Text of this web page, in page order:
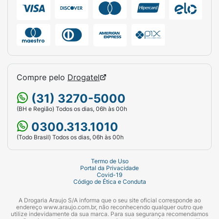
consumir bem gelado.
Consuma preferencialmente bem gelado. É
ideal para ser utilizado como um pré-treino
eficiente para dar mais gás nas atividades
físicas, ou como um pós-treino refrescante
Também pode ser consumido durante o
trabalho ou estudos sempre que você
precisar de um estímulo extra de foco e
energia.
Baly Brasil
Produto:Baly Energy Drink PRO (Bebida
Compre pelo Drogatel
(31) 3270-5000
(BH e Região) Todos os dias, 06h às 00h
0300.313.1010
(Todo Brasil) Todos os dias, 06h às 00h
Termo de Uso
Portal da Privacidade
Covid-19
Código de Ética e Conduta
A Drogaria Araujo S/A informa que o seu site oficial corresponde ao
endereço www.araujo.com.br, não reconhecendo qualquer outro que
utilize indevidamente da sua marca. Para sua segurança recomendamos